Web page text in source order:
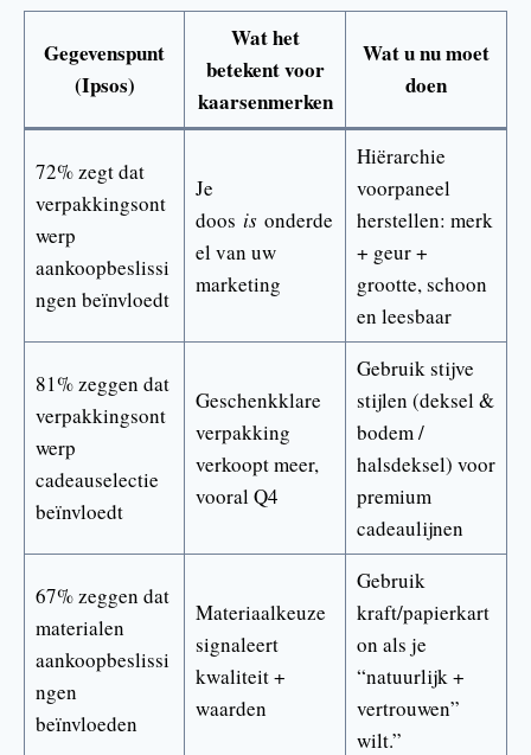
Gegevenspunt
(Ipsos)
Wat het
betekent voor
kaarsenmerken
Wat u nu moet
doen
72% zegt dat
verpakkingsont
werp
aankoopbeslissi
ngen beïnvloedt
Je
doos isonderde
el van uw
marketing
Hiërarchie
voorpaneel
herstellen: merk
+ geur +
grootte, schoon
en leesbaar
81% zeggen dat
verpakkingsont
werp
cadeauselectie
beïnvloedt
Geschenkklare
verpakking
verkoopt meer,
vooral Q4
Gebruik stijve
stijlen (deksel &
bodem /
halsdeksel) voor
premium
cadeaulijnen
67% zeggen dat
materialen
aankoopbeslissi
ngen
beïnvloeden
Materiaalkeuze
signaleert
kwaliteit +
waarden
Gebruik
kraft/papierkart
on als je
“natuurlijk +
vertrouwen”
wilt.”